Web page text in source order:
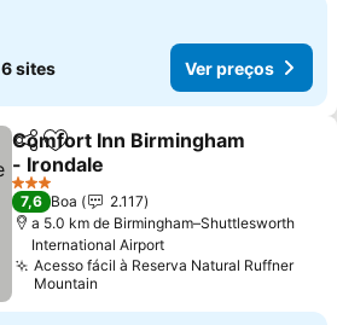
6 sites Ver preços
PartilharAdicionar aos favoritos
Comfort Inn Birmingham
- Irondale
Ver preços
3 Estrelas
7,6 Boa
2.117
a 5.0 km de Birmingham–Shuttlesworth
International Airport
Acesso fácil à Reserva Natural Ruffner
Mountain